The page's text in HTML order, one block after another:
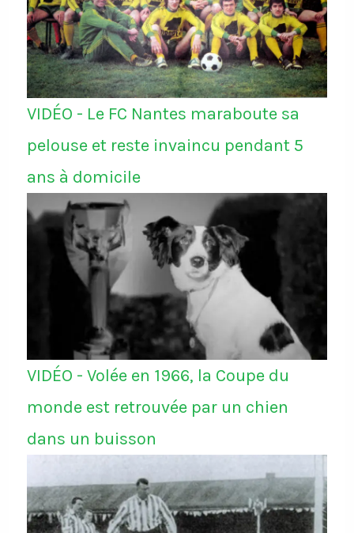
VIDÉO - Le FC Nantes maraboute sa
pelouse et reste invaincu pendant 5
ans à domicile
VIDÉO - Volée en 1966, la Coupe du
monde est retrouvée par un chien
dans un buisson